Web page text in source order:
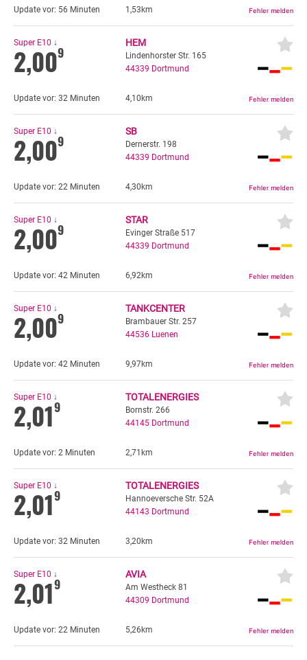
Update vor: 56 Minuten 1,53km
Super E10 ↓
2,009
HEM
Lindenhorster Str. 165
44339 Dortmund
Update vor: 32 Minuten 4,10km
Super E10 ↓
2,009
SB
Dernerstr. 198
44339 Dortmund
Update vor: 22 Minuten 4,30km
Super E10 ↓
2,009
STAR
Evinger Straße 517
44339 Dortmund
Update vor: 42 Minuten 6,92km
Super E10 ↓
2,009
TANKCENTER
Brambauer Str. 257
44536 Luenen
Update vor: 42 Minuten 9,97km
Super E10 ↓
2,019
TOTALENERGIES
Bornstr. 266
44145 Dortmund
Update vor: 2 Minuten 2,71km
Super E10 ↓
2,019
TOTALENERGIES
Hannoeversche Str. 52A
44143 Dortmund
Update vor: 32 Minuten 3,20km
Super E10 ↓
2,019
AVIA
Am Westheck 81
44309 Dortmund
Update vor: 22 Minuten 5,26km